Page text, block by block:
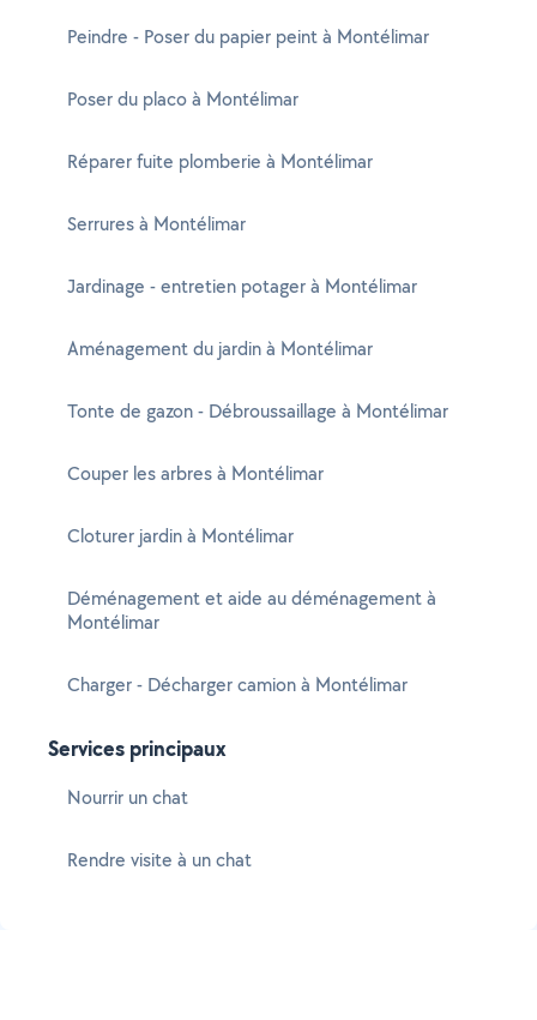
Peindre - Poser du papier peint à Montélimar
Poser du placo à Montélimar
Réparer fuite plomberie à Montélimar
Serrures à Montélimar
Jardinage - entretien potager à Montélimar
Aménagement du jardin à Montélimar
Tonte de gazon - Débroussaillage à Montélimar
Couper les arbres à Montélimar
Cloturer jardin à Montélimar
Déménagement et aide au déménagement à
Montélimar
Charger - Décharger camion à Montélimar
Services principaux
Nourrir un chat
Rendre visite à un chat